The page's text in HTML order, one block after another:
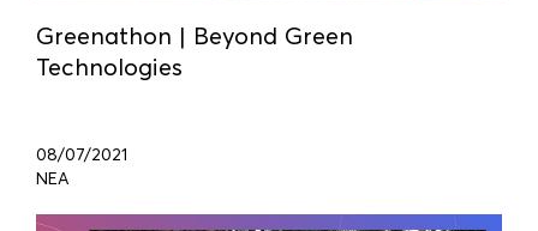
Greenathon | Beyond Green
Technologies
08/07/2021
ΝΕΑ